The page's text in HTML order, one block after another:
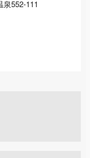
552-111